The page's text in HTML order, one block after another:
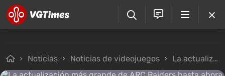
Noticias Noticias de videojuegos La actualización más grande de ARC Raiders hasta ahora llega el 28 de abril: nuevo mapa, jefe masivo y el fin de la recolección de recursos.